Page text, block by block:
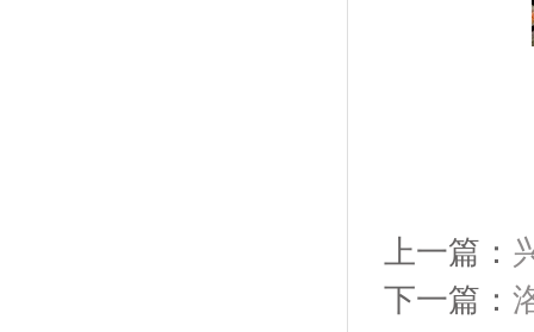
上一篇：
下一篇：